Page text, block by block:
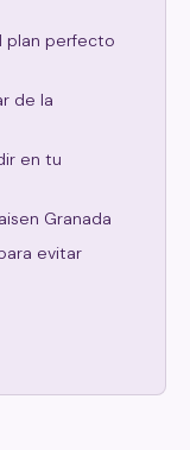
plan perfecto
de la
en tu
Granada
evitar